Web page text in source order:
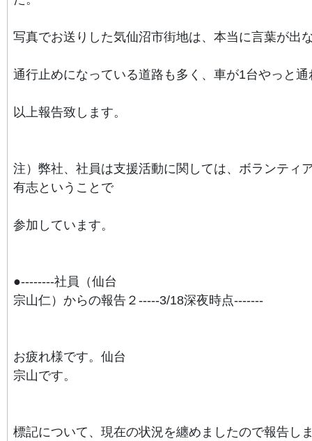
写真でお送りした気仙沼市街地は、 本当に言葉が出
通行止めになっている道路も多く、 車が1台やっと
以上報告致します。
注）弊社、社員は支援活動に関しては、ボランティ
有志ということで
参加しています。
●--------社員（仙台
宗山仁）からの報告２-----3/18深夜時点-------
お疲れ様です。仙台
宗山です。
標記について、現在の状況を纏めましたので報告し